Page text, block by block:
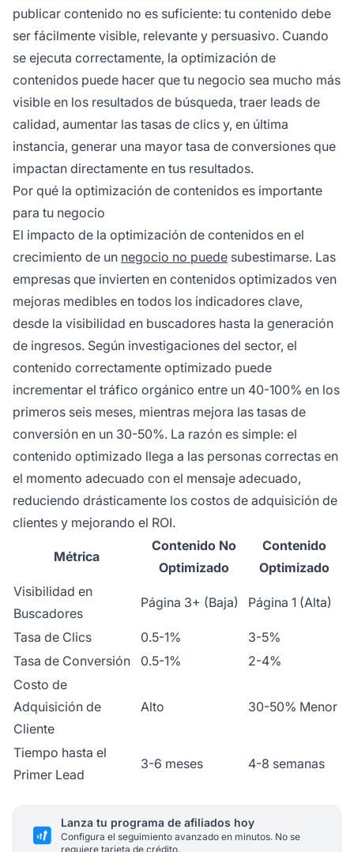
publicar contenido no es suficiente: tu contenido debe
ser fácilmente visible, relevante y persuasivo. Cuando
se ejecuta correctamente, la optimización de
contenidos puede hacer que tu negocio sea mucho más
visible en los resultados de búsqueda, traer leads de
calidad, aumentar las tasas de clics y, en última
instancia, generar una mayor tasa de conversiones que
impactan directamente en tus resultados.
Por qué la optimización de contenidos es importante
para tu negocio
El impacto de la optimización de contenidos en el
crecimiento de un negocio no puede subestimarse. Las
empresas que invierten en contenidos optimizados ven
mejoras medibles en todos los indicadores clave,
desde la visibilidad en buscadores hasta la generación
de ingresos. Según investigaciones del sector, el
contenido correctamente optimizado puede
incrementar el tráfico orgánico entre un 40-100% en los
primeros seis meses, mientras mejora las tasas de
conversión en un 30-50%. La razón es simple: el
contenido optimizado llega a las personas correctas en
el momento adecuado con el mensaje adecuado,
reduciendo drásticamente los costos de adquisición de
clientes y mejorando el ROI.
Métrica
Contenido No
Optimizado
Contenido
Optimizado
Visibilidad en
Buscadores
Página 3+ (Baja) Página 1 (Alta)
Tasa de Clics 0.5-1%
3-5%
Tasa de Conversión
0.5-1%
2-4%
Costo de
Adquisición de
Cliente
Alto 30-50% Menor
Tiempo hasta el
Primer Lead
3-6 meses 4-8 semanas
Lanza tu programa de afiliados hoy
Configura el seguimiento avanzado en minutos. No se
requiere tarjeta de crédito.